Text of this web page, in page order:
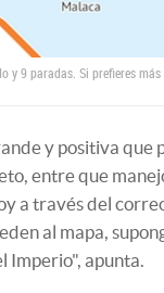
y 9 paradas. Si prefieres
y positiva
entre que
a través del
al mapa,
Imperio", apunta.